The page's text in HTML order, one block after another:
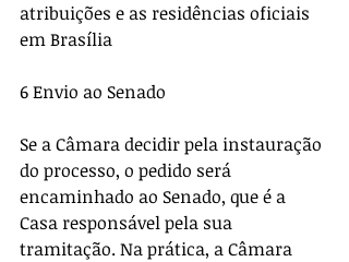
atribuições e as residências oficiais
em Brasília
6 Envio ao Senado
Se a Câmara decidir pela instauração
do processo, o pedido será
encaminhado ao Senado, que é a
Casa responsável pela sua
tramitação. Na prática, a Câmara